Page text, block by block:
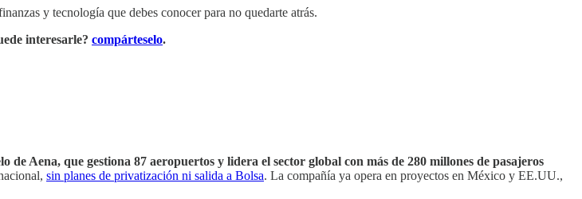
y tecnología que debes conocer para no quedarte atrás.
interesarle? compárteselo.
de Aena, que gestiona 87 aeropuertos y lidera el sector global con más de 280 millones de pasajeros
sin planes de privatización ni salida a Bolsa. La compañía ya opera en proyectos en México y EE.UU.,